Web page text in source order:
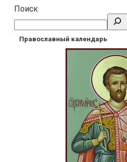
Поиск
Православный календарь